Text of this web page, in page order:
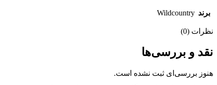
برند Wildcountry
نظرات (0)
نقد و بررسی‌ها
هنوز بررسی‌ای ثبت نشده است.